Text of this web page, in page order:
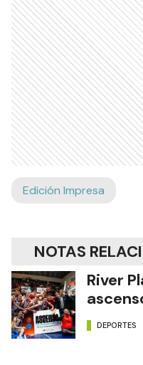
Edición Impresa
NOTAS
River
DEPORTES